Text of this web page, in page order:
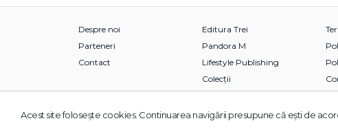
Despre noi
Parteneri
Contact
Editura Trei
Pandora M
Lifestyle Publishing
Colecții
© 2026 Grupul Editorial TREI. Toate drepturile rezervate.
Acest site foloseşte cookies. Continuarea navigării presupune că eşti de